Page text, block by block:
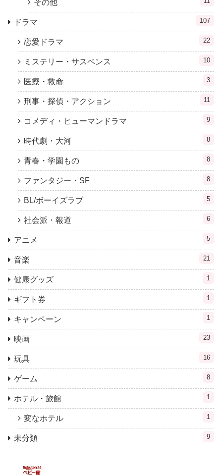
その他
ドラマ 107
恋愛ドラマ 22
ミステリー・サスペンス 10
医療・救命 3
刑事・探偵・アクション 11
コメディ・ヒューマンドラマ 9
時代劇・大河 8
青春・学園もの 8
ファンタジー・SF 8
BL/ボーイズラブ 5
社会派・報道 6
アニメ 5
音楽 21
健康グッズ 1
ギフト券 1
キャンペーン 1
映画 23
玩具 16
ゲーム 8
ホテル・旅館 1
変なホテル 1
未分類 9